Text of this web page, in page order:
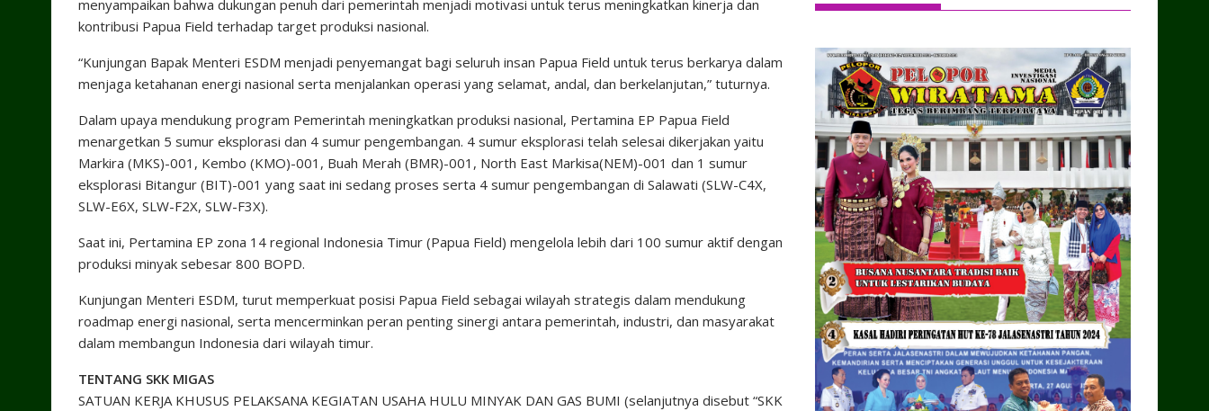
menyampaikan bahwa dukungan penuh dari pemerintah menjadi motivasi untuk terus meningkatkan kinerja dan
kontribusi Papua Field terhadap target produksi nasional.
“Kunjungan Bapak Menteri ESDM menjadi penyemangat bagi seluruh insan Papua Field untuk terus berkarya dalam
menjaga ketahanan energi nasional serta menjalankan operasi yang selamat, andal, dan berkelanjutan,” tuturnya.
Dalam upaya mendukung program Pemerintah meningkatkan produksi nasional, Pertamina EP Papua Field
menargetkan 5 sumur eksplorasi dan 4 sumur pengembangan. 4 sumur eksplorasi telah selesai dikerjakan yaitu
Markira (MKS)-001, Kembo (KMO)-001, Buah Merah (BMR)-001, North East Markisa(NEM)-001 dan 1 sumur
eksplorasi Bitangur (BIT)-001 yang saat ini sedang proses serta 4 sumur pengembangan di Salawati (SLW-C4X,
SLW-E6X, SLW-F2X, SLW-F3X).
Saat ini, Pertamina EP zona 14 regional Indonesia Timur (Papua Field) mengelola lebih dari 100 sumur aktif dengan
produksi minyak sebesar 800 BOPD.
Kunjungan Menteri ESDM, turut memperkuat posisi Papua Field sebagai wilayah strategis dalam mendukung
roadmap energi nasional, serta mencerminkan peran penting sinergi antara pemerintah, industri, dan masyarakat
dalam membangun Indonesia dari wilayah timur.
TENTANG SKK MIGAS
SATUAN KERJA KHUSUS PELAKSANA KEGIATAN USAHA HULU MINYAK DAN GAS BUMI (selanjutnya disebut “SKK